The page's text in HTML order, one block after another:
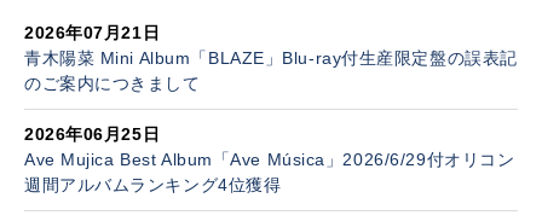
2026年07月21日
青木陽菜 Mini Album「BLAZE」Blu-ray付生産限定盤の誤表記
のご案内につきまして
2026年06月25日
Ave Mujica Best Album「Ave Música」2026/6/29付オリコン
週間アルバムランキング4位獲得